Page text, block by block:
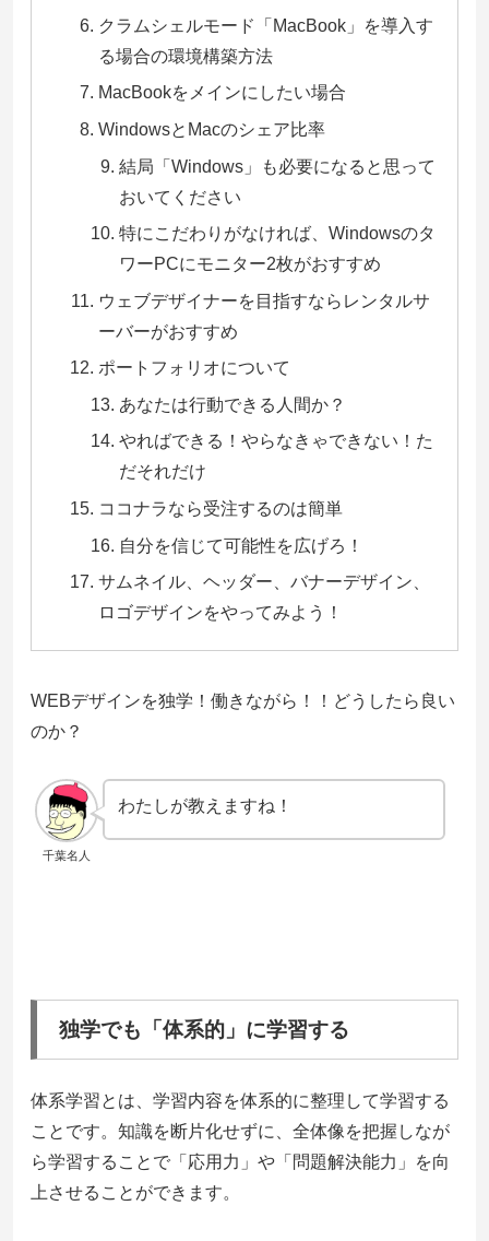
クラムシェルモード「MacBook」を導入す
る場合の環境構築方法
MacBookをメインにしたい場合
WindowsとMacのシェア比率
結局「Windows」も必要になると思って
おいてください
特にこだわりがなければ、Windowsのタ
ワーPCにモニター2枚がおすすめ
ウェブデザイナーを目指すならレンタルサ
ーバーがおすすめ
ポートフォリオについて
あなたは行動できる人間か？
やればできる！やらなきゃできない！た
だそれだけ
ココナラなら受注するのは簡単
自分を信じて可能性を広げろ！
サムネイル、ヘッダー、バナーデザイン、
ロゴデザインをやってみよう！
WEBデザインを独学！働きながら！！どうしたら良い
のか？
千葉名人
わたしが教えますね！
独学でも「体系的」に学習する
体系学習とは、学習内容を体系的に整理して学習する
ことです。知識を断片化せずに、全体像を把握しなが
ら学習することで「応用力」や「問題解決能力」を向
上させることができます。